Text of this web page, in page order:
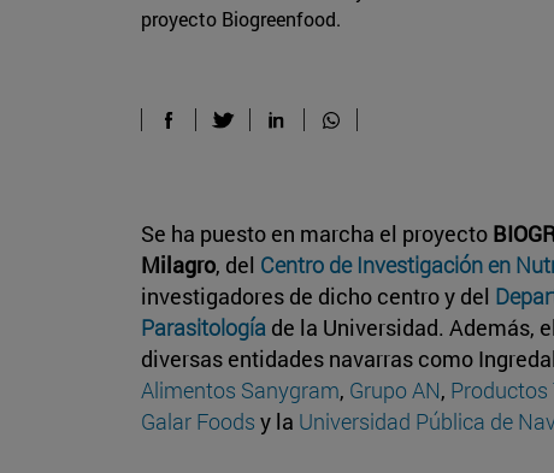
proyecto Biogreenfood.
Se ha puesto en marcha el proyecto
Milagro, del Centro de Investigación en
investigadores de dicho centro y del
Parasitología de la Universidad. Además,
diversas entidades navarras como
Alimentos Sanygram, Grupo AN, Productos
Galar Foods y la Universidad Pública de